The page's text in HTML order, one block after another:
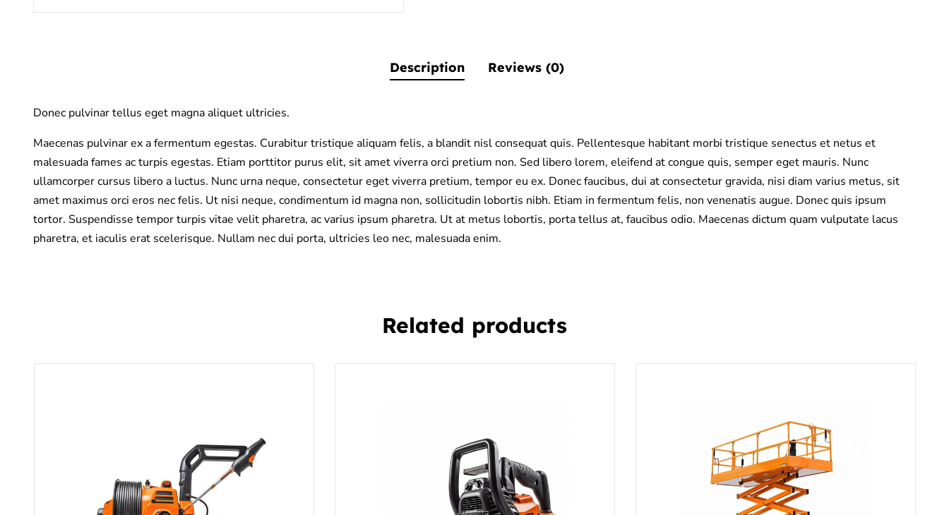
Description Reviews (0)
Donec pulvinar tellus eget magna aliquet ultricies.
Maecenas pulvinar ex a fermentum egestas. Curabitur tristique aliquam felis, a blandit nisl consequat quis. Pellentesque habitant morbi tristique senectus et netus et
malesuada fames ac turpis egestas. Etiam porttitor purus elit, sit amet viverra orci pretium non. Sed libero lorem, eleifend at congue quis, semper eget mauris. Nunc
ullamcorper cursus libero a luctus. Nunc urna neque, consectetur eget viverra pretium, tempor eu ex. Donec faucibus, dui at consectetur gravida, nisi diam varius metus, sit
amet maximus orci eros nec felis. Ut nisi neque, condimentum id magna non, sollicitudin lobortis nibh. Etiam in fermentum felis, non venenatis augue. Donec quis ipsum
tortor. Suspendisse tempor turpis vitae velit pharetra, ac varius ipsum pharetra. Ut at metus lobortis, porta tellus at, faucibus odio. Maecenas dictum quam vulputate lacus
pharetra, et iaculis erat scelerisque. Nullam nec dui porta, ultricies leo nec, malesuada enim.
Related products